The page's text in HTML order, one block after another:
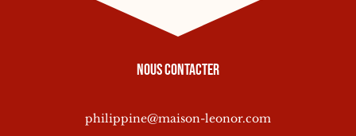
Nous contacter
philippine@maison-leonor.com